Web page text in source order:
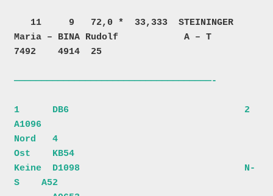
Maria – BINA Rudolf            A – T